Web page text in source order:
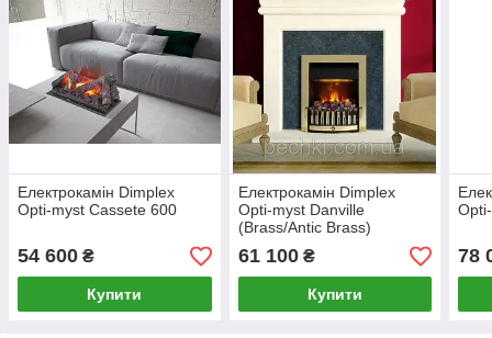
Електрокамін Dimplex
Opti-myst Cassete 600
54 600 ₴
Купити
Електрокамін Dimplex
Opti-myst Danville
(Brass/Antic Brass)
61 100₴
Купити
78